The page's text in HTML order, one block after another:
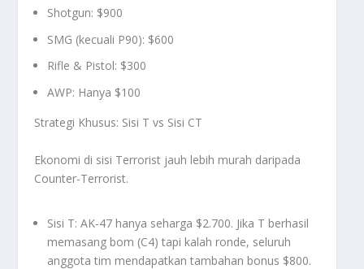
Shotgun: $900
SMG (kecuali P90): $600
Rifle & Pistol: $300
AWP: Hanya $100
Strategi Khusus: Sisi T vs Sisi CT
Ekonomi di sisi Terrorist jauh lebih murah daripada
Counter-Terrorist.
Sisi T: AK-47 hanya seharga $2.700. Jika T berhasil
memasang bom (C4) tapi kalah ronde, seluruh
anggota tim mendapatkan tambahan bonus $800.